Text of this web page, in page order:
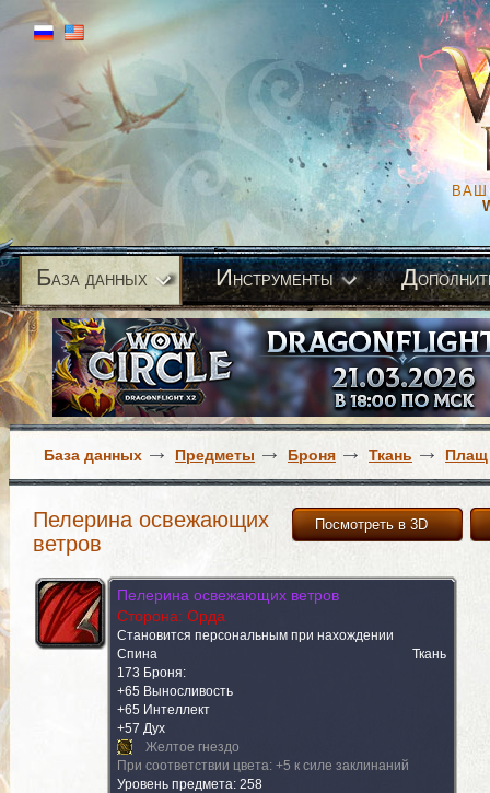
ВАШ
База данных Инструменты Д
База данных Предметы Броня Ткань Плащ
Посмотреть в 3D
Пелерина освежающих
ветров
Пелерина освежающих ветров
Сторона: Орда
Становится персональным при нахождении
Спина
Ткань
173 Броня:
+65 Выносливость
+65 Интеллект
+57 Дух
Желтое гнездо
При соответствии цвета: +5 к силе заклинаний
Уровень предмета: 258